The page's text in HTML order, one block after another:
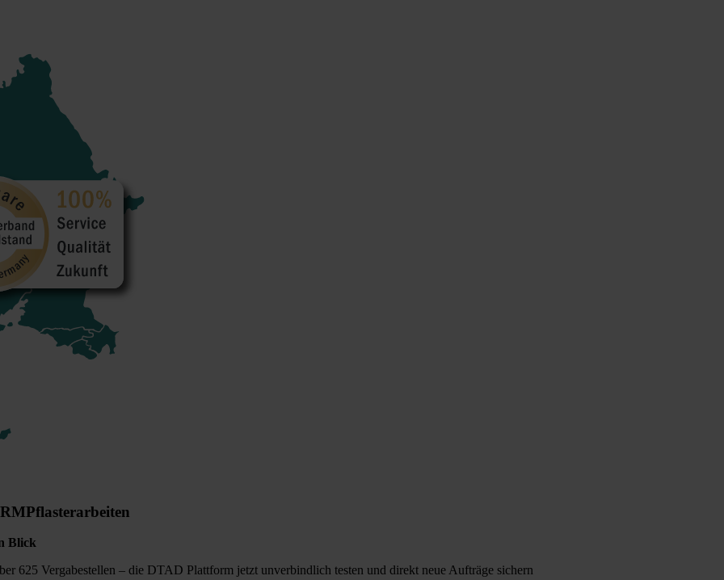
Pflasterarbeiten
Blick
625 Vergabestellen – die DTAD Plattform jetzt unverbindlich testen und direkt neue Aufträge sichern